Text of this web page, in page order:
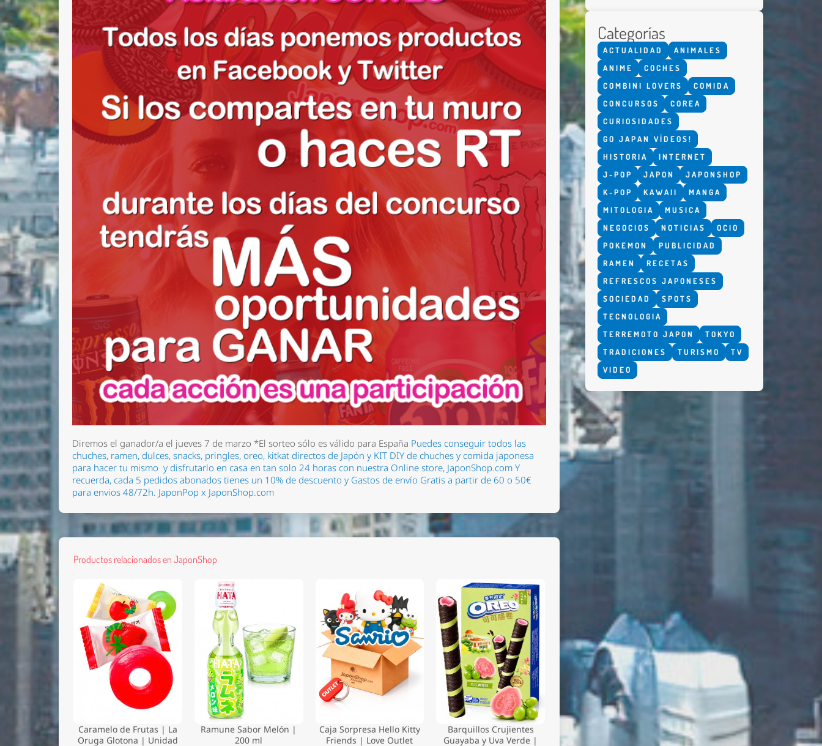
Diremos el ganador/a el jueves 7 de marzo *El sorteo sólo es válido para España Puedes conseguir todos las
chuches, ramen, dulces, snacks, pringles, oreo, kitkat directos de Japón y KIT DIY de chuches y comida japonesa
para hacer tu mismo y disfrutarlo en casa en tan solo 24 horas con nuestra Online store, JaponShop.com Y
recuerda, cada 5 pedidos abonados tienes un 10% de descuento y Gastos de envío Gratis a partir de 60 o 50€
para envios 48/72h. JaponPop x JaponShop.com
Productos relacionados en JaponShop
Caramelo de Frutas | La
Oruga Glotona | Unidad
Ramune Sabor Melón |
200 ml
Caja Sorpresa Hello Kitty
Friends | Love Outlet
Barquillos Crujientes
Guayaba y Uva Verde |
Categorías
ACTUALIDAD
ANIMALES
ANIME
COCHES
COMBINI LOVERS
COMIDA
CONCURSOS
COREA
CURIOSIDADES
GO JAPAN VÍDEOS!
HISTORIA
INTERNET
J-POP
JAPON
JAPONSHOP
K-POP
KAWAII
MANGA
MITOLOGIA
MUSICA
NEGOCIOS
NOTICIAS
OCIO
POKEMON
PUBLICIDAD
RAMEN
RECETAS
REFRESCOS JAPONESES
SOCIEDAD
SPOTS
TECNOLOGIA
TERREMOTO JAPON
TOKYO
TRADICIONES
TURISMO
TV
VIDEO
Enviar